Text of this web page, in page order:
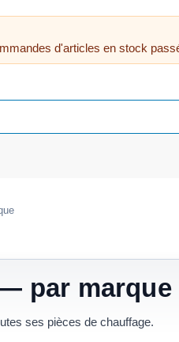
d'articles en stock
par marque
ses pièces de chauffage.